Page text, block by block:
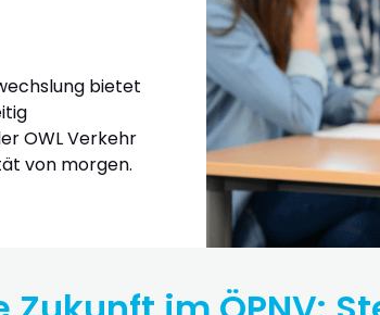
bietet
OWL Verkehr
von morgen.